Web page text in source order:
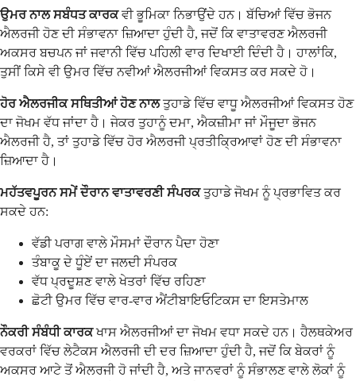
ਉਮਰ ਨਾਲ ਸਬੰਧਤ ਕਾਰਕਵੀ ਭੂਮਿਕਾ ਨਿਭਾਉਂਦੇ ਹਨ। ਬੱਚਿਆਂ ਵਿੱਚ ਭੋਜਨ
ਐਲਰਜੀ ਹੋਣ ਦੀ ਸੰਭਾਵਨਾ ਜ਼ਿਆਦਾ ਹੁੰਦੀ ਹੈ, ਜਦੋਂ ਕਿ ਵਾਤਾਵਰਣ ਐਲਰਜੀ
ਅਕਸਰ ਬਚਪਨ ਜਾਂ ਜਵਾਨੀ ਵਿੱਚ ਪਹਿਲੀ ਵਾਰ ਦਿਖਾਈ ਦਿੰਦੀ ਹੈ। ਹਾਲਾਂਕਿ,
ਤੁਸੀਂ ਕਿਸੇ ਵੀ ਉਮਰ ਵਿੱਚ ਨਵੀਆਂ ਐਲਰਜੀਆਂ ਵਿਕਸਤ ਕਰ ਸਕਦੇ ਹੋ।
ਹੋਰ ਐਲਰਜੀਕ ਸਥਿਤੀਆਂ ਹੋਣ ਨਾਲਤੁਹਾਡੇ ਵਿੱਚ ਵਾਧੂ ਐਲਰਜੀਆਂ ਵਿਕਸਤ ਹੋਣ
ਦਾ ਜੋਖਮ ਵੱਧ ਜਾਂਦਾ ਹੈ। ਜੇਕਰ ਤੁਹਾਨੂੰ ਦਮਾ, ਐਕਜ਼ੀਮਾ ਜਾਂ ਮੌਜੂਦਾ ਭੋਜਨ
ਐਲਰਜੀ ਹੈ, ਤਾਂ ਤੁਹਾਡੇ ਵਿੱਚ ਹੋਰ ਐਲਰਜੀ ਪ੍ਰਤੀਕ੍ਰਿਆਵਾਂ ਹੋਣ ਦੀ ਸੰਭਾਵਨਾ
ਜ਼ਿਆਦਾ ਹੈ।
ਮਹੱਤਵਪੂਰਨ ਸਮੇਂ ਦੌਰਾਨ ਵਾਤਾਵਰਣੀ ਸੰਪਰਕਤੁਹਾਡੇ ਜੋਖਮ ਨੂੰ ਪ੍ਰਭਾਵਿਤ ਕਰ
ਸਕਦੇ ਹਨ:
ਵੱਡੀ ਪਰਾਗ ਵਾਲੇ ਮੌਸਮਾਂ ਦੌਰਾਨ ਪੈਦਾ ਹੋਣਾ
ਤੰਬਾਕੂ ਦੇ ਧੂੰਏਂ ਦਾ ਜਲਦੀ ਸੰਪਰਕ
ਵੱਧ ਪ੍ਰਦੂਸ਼ਣ ਵਾਲੇ ਖੇਤਰਾਂ ਵਿੱਚ ਰਹਿਣਾ
ਛੋਟੀ ਉਮਰ ਵਿੱਚ ਵਾਰ-ਵਾਰ ਐਂਟੀਬਾਇਓਟਿਕਸ ਦਾ ਇਸਤੇਮਾਲ
ਨੌਕਰੀ ਸੰਬੰਧੀ ਕਾਰਕਖਾਸ ਐਲਰਜੀਆਂ ਦਾ ਜੋਖਮ ਵਧਾ ਸਕਦੇ ਹਨ। ਹੈਲਥਕੇਅਰ
ਵਰਕਰਾਂ ਵਿੱਚ ਲੇਟੈਕਸ ਐਲਰਜੀ ਦੀ ਦਰ ਜ਼ਿਆਦਾ ਹੁੰਦੀ ਹੈ, ਜਦੋਂ ਕਿ ਬੇਕਰਾਂ ਨੂੰ
ਅਕਸਰ ਆਟੇ ਤੋਂ ਐਲਰਜੀ ਹੋ ਜਾਂਦੀ ਹੈ, ਅਤੇ ਜਾਨਵਰਾਂ ਨੂੰ ਸੰਭਾਲਣ ਵਾਲੇ ਲੋਕਾਂ ਨੂੰ